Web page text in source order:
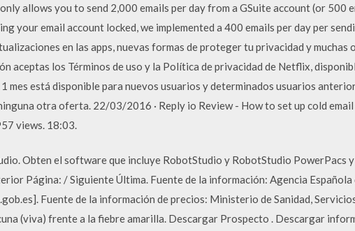
allows you to send 2,000 emails per day from a GSuite account (or 500
your email account locked, we implemented a 400 emails per day per
en las apps, nuevas formas de proteger tu privacidad y muchas
aceptas los Términos de uso y la Política de privacidad de Netflix,
mes está disponible para nuevos usuarios y determinados usuarios
otra oferta. 22/03/2016 · Reply io Review - How to set up cold
views. 18:03.
Obten el software que incluye RobotStudio y RobotStudio PowerPacs
Página: / Siguiente Última. Fuente de la información: Agencia
Fuente de la información de precios: Ministerio de Sanidad,
(viva) frente a la fiebre amarilla. Descargar Prospecto . Descargar